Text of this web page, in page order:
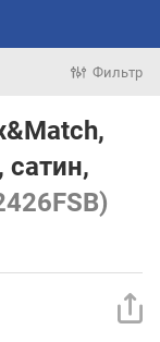
Фильтр
сатин,